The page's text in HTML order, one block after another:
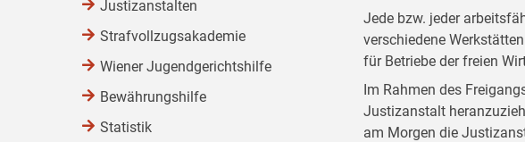
Jede bzw. jeder
verschiedene
für Betriebe der freien
Im Rahmen des
Justizanstalt
am Morgen die
Justizanstalten
Strafvollzugsakademie
Wiener Jugendgerichtshilfe
Bewährungshilfe
Statistik